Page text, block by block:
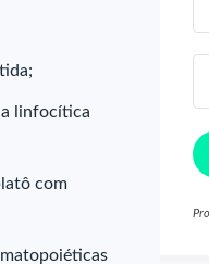
linfocítica
com